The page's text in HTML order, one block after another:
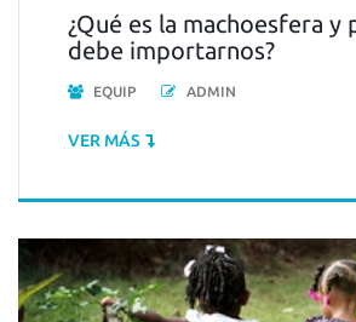
¿Qué es la machoesfera y
debe importarnos?
EQUIP ADMIN
VER MÁS